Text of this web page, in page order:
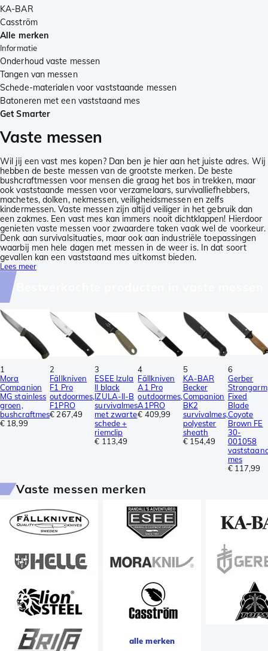
KA-BAR
Casström
Alle merken
Informatie
Onderhoud vaste messen
Tangen van messen
Schede-materialen voor vaststaande messen
Batoneren met een vaststaand mes
Get Smarter
Vaste messen
Wil jij een vast mes kopen? Dan ben je hier aan het juiste adres. Wij
hebben de beste messen van de grootste merken. De beste
bushcraftmessen voor mensen die graag het bos in trekken, maar
ook vaststaande messen voor verzamelaars, survivalliefhebbers,
machetes, dolken, nekmessen, veiligheidsmessen en zelfs
kindermessen. Vaste messen zijn altijd veiliger in het gebruik dan
een zakmes. Een vast mes kan immers nooit dichtklappen! Hierdoor
genieten vaste messen voor zwaardere taken vaak wel de voorkeur.
Denk aan survivalsituaties, maar ook aan industriële toepassingen
waarbij men hele dagen met messen in de weer is. In dat soort
gevallen kan een vaststaand mes uitkomst bieden.
Lees meer
1
Mora
Companion
MG stainless
groen,
bushcraftmes
€ 18,99
2
Fällkniven
F1 Pro
outdoormes,
F1PRO
€ 267,49
3
ESEE Izula
II black
IZULA-II-B
survivalmes
met zwarte
schede +
riemclip
€ 113,49
4
Fällkniven
A1 Pro
outdoormes,
A1PRO
€ 409,99
5
KA-BAR
Becker
Companion
BK2
survivalmes,
polyester
sheath
€ 154,49
6
Gerber
Strongarm
Fixed
Blade
Coyote
Brown FE
30-
001058
mes
€ 117,99
Vaste messen merken
alle merken